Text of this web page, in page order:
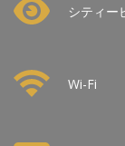
シティー
Wi-Fi